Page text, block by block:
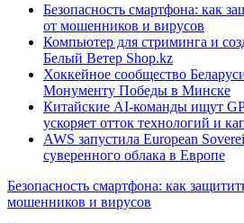
Безопасность смартфона: как
от мошенников и вирусов
Компьютер для стриминга и
Белый Ветер Shop.kz
Хоккейное сообщество
Монументу Победы в Минске
Китайские AI-команды ищут
ускоряет отток технологий и
AWS запустила European
суверенного облака в Европе
Безопасность смартфона: как
мошенников и вирусов